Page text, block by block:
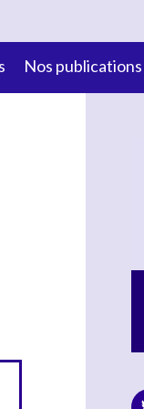
Nos publications